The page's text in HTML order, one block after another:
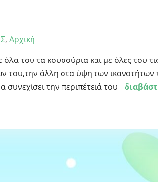
, Αρχική
του τα κουσούρια και με όλες του
του,την άλλη στα ύψη των ικανοτήτων
συνεχίσει την περιπέτειά του